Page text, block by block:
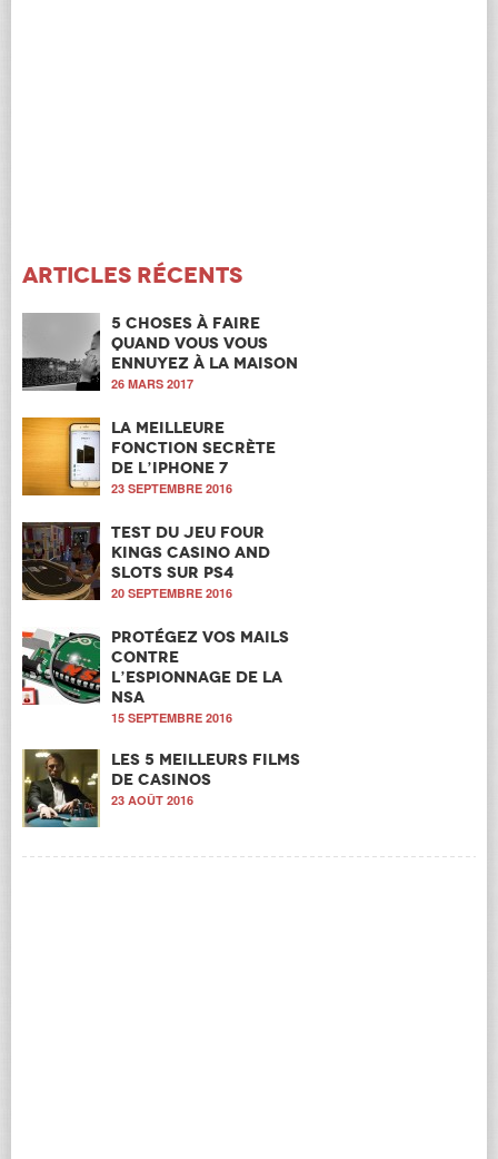
Articles récents
5 choses à faire
quand vous vous
ennuyez à la maison
26 MARS 2017
La meilleure
fonction secrète
de l’iPhone 7
23 SEPTEMBRE 2016
Test du jeu Four
Kings Casino and
Slots sur PS4
20 SEPTEMBRE 2016
Protégez vos mails
contre
l’espionnage de la
NSA
15 SEPTEMBRE 2016
Les 5 meilleurs films
de casinos
23 AOÛT 2016